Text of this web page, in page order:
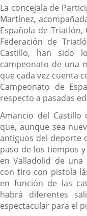
La concejala de
Martínez,
Española de Triatlón,
Federación de
Castillo, han sido
campeonato de una
que cada vez cuenta
Campeonato de
respecto a pasadas
Amancio del
que, aunque sea
antiguos del deporte
paso de los tiempos
en Valladolid de
con tiro con pistola
en función de las
habrá diferentes
espectacular para el